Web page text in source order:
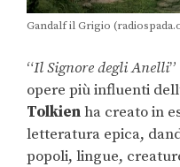
Gandalf il Grigio
“Il Signore degli Anelli
opere più influenti
Tolkienha creato in
letteratura epica,
popoli, lingue,